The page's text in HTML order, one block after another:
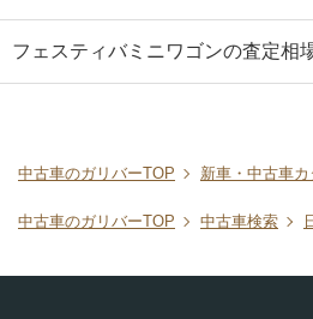
フェスティバミニワゴンの査定相
中古車のガリバーTOP 新車・中古車
中古車のガリバーTOP 中古車検索